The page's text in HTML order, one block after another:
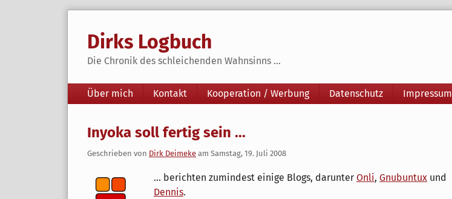
Dirks Logbuch
Die Chronik des schleichenden Wahnsinns ...
Navigation
Über mich Kontakt Kooperation / Werbung Datenschutz Impressum
Inyoka soll fertig sein ...
Geschrieben von Dirk Deimeke am Samstag, 19. Juli 2008
... berichten zumindest einige Blogs, darunter Onli, Gnubuntux und
Dennis.